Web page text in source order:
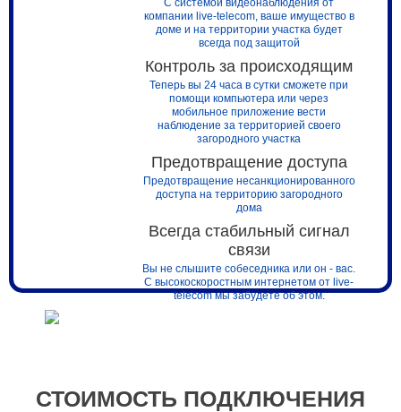
компании live-telecom, ваше имущество в
доме и на территории участка будет
всегда под защитой
Контроль за происходящим
Теперь вы 24 часа в сутки сможете при
помощи компьютера или через
мобильное приложение вести
наблюдение за территорией своего
загородного участка
Предотвращение доступа
Предотвращение несанкционированного
доступа на территорию загородного
дома
Всегда стабильный сигнал
связи
Вы не слышите собеседника или он - вас.
С высокоскоростным интернетом от live-
telecom мы забудете об этом.
СТОИМОСТЬ ПОДКЛЮЧЕНИЯ